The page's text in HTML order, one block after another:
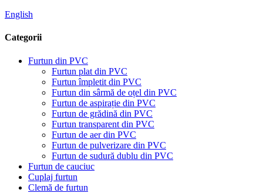
English
Categorii
Furtun din PVC
Furtun plat din PVC
Furtun împletit din PVC
Furtun din sârmă de oțel din PVC
Furtun de aspirație din PVC
Furtun de grădină din PVC
Furtun transparent din PVC
Furtun de aer din PVC
Furtun de pulverizare din PVC
Furtun de sudură dublu din PVC
Furtun de cauciuc
Cuplaj furtun
Clemă de furtun